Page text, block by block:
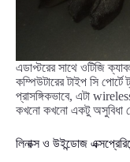
এডাপ্টরের সাথে ওটিজি
কম্পিউটারের টাইপ সি পোর্টে
প্রাসঙ্গিকভাবে, এটা
কখনো কখনো একটু অসুবিধা
লিনাক্স ও উইন্ডোজ